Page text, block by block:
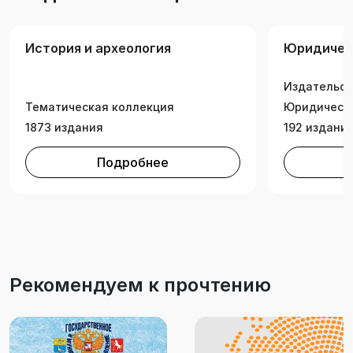
История и археология
Тематическая коллекция
1873 издания
Подробнее
192
Рекомендуем к прочтению